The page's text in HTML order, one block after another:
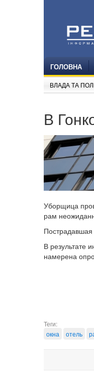
ГОЛОВНА
ВЛАДА ТА
В
Уборщица
рам
Пострадавшая
В результате
намерена
Теги:
окна
отель